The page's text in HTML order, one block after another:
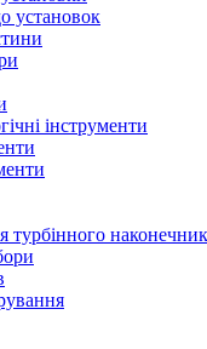
установок
інструменти
турбінного